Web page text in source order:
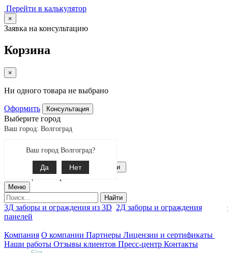
Перейти в калькулятор
×
Заявка на консультацию
Корзина
×
Ни одного товара не выбрано
Оформить Консультация
Выберите город
Ваш город: Волгоград
Ваш город Волгоград?
Да Нет
Екатеринбург
8-800-775-99-60
Связаться с нами
позиции товаров
Меню
Найти
3Д заборы и ограждения из 3D
панелей
2Д заборы и ограждения
Компания О компании Партнеры Лицензии и сертификаты
Наши работы Отзывы клиентов Пресс-центр Контакты